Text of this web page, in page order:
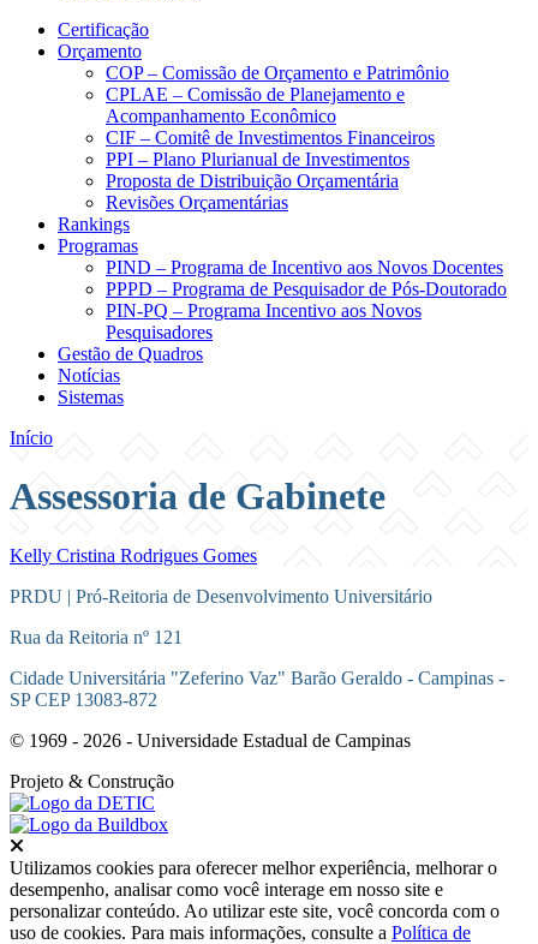
Certificação
Orçamento
COP – Comissão de Orçamento e Patrimônio
CPLAE – Comissão de Planejamento e
Acompanhamento Econômico
CIF – Comitê de Investimentos Financeiros
PPI – Plano Plurianual de Investimentos
Proposta de Distribuição Orçamentária
Revisões Orçamentárias
Rankings
Programas
PIND – Programa de Incentivo aos Novos Docentes
PPPD – Programa de Pesquisador de Pós-Doutorado
PIN-PQ – Programa Incentivo aos Novos
Pesquisadores
Gestão de Quadros
Notícias
Sistemas
Início
Assessoria de Gabinete
Kelly Cristina Rodrigues Gomes
PRDU | Pró-Reitoria de Desenvolvimento Universitário
Rua da Reitoria nº 121
Cidade Universitária "Zeferino Vaz" Barão Geraldo - Campinas -
SP CEP 13083-872
© 1969 - 2026 - Universidade Estadual de Campinas
Projeto & Construção
Utilizamos cookies para oferecer melhor experiência, melhorar o
desempenho, analisar como você interage em nosso site e
personalizar conteúdo. Ao utilizar este site, você concorda com o
uso de cookies. Para mais informações, consulte a Política de